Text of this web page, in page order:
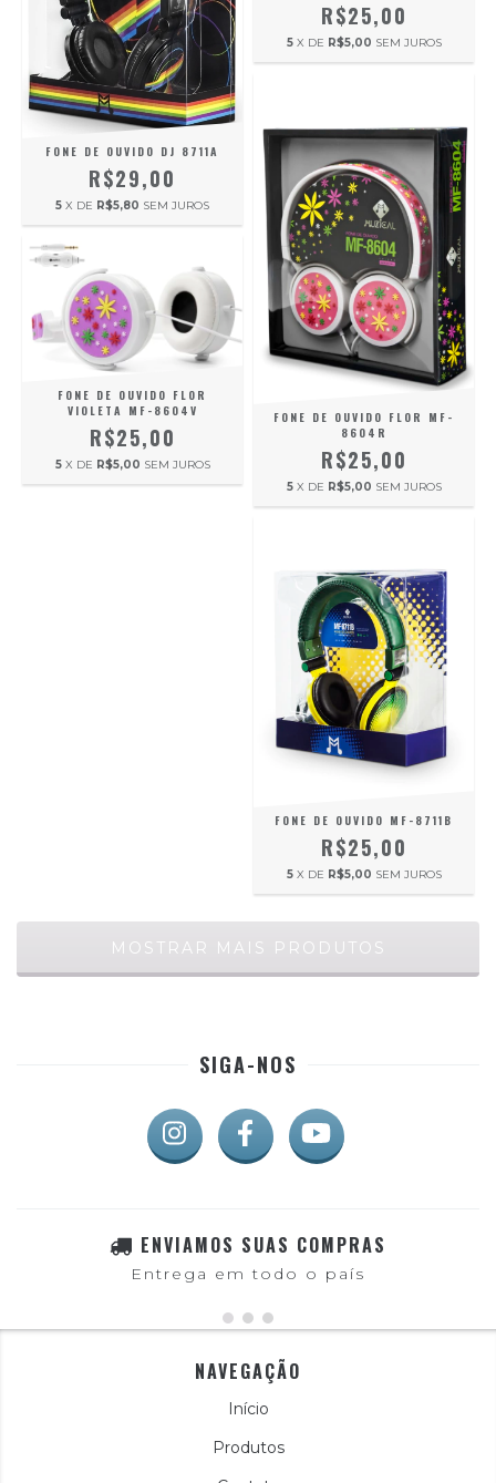
R$25,00
5 X DE R$5,00 SEM JUROS
FONE DE OUVIDO DJ 8711A
R$29,00
5 X DE R$5,80 SEM JUROS
FONE DE OUVIDO FLOR MF-
8604R
R$25,00
5 X DE R$5,00 SEM JUROS
FONE DE OUVIDO FLOR
VIOLETA MF-8604V
R$25,00
5 X DE R$5,00 SEM JUROS
FONE DE OUVIDO MF-8711B
R$25,00
5 X DE R$5,00 SEM JUROS
MOSTRAR MAIS PRODUTOS
SIGA-NOS
ENVIAMOS SUAS COMPRAS
Entrega em todo o país
NAVEGAÇÃO
Início
Produtos